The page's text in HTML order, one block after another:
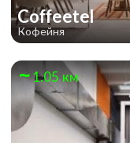
Coffeetel
Кофейня
1.05 км